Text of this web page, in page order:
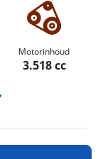
Motorinhoud
3.518 cc